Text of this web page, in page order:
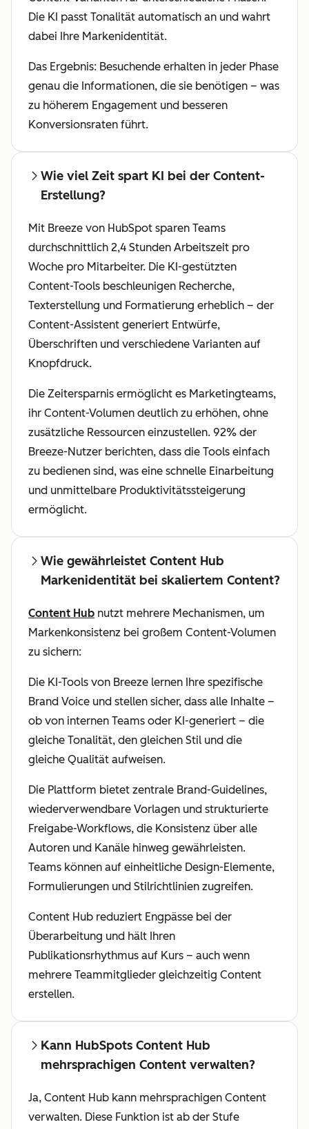
Die KI passt Tonalität automatisch an und wahrt
dabei Ihre Markenidentität.
Das Ergebnis: Besuchende erhalten in jeder Phase
genau die Informationen, die sie benötigen – was
zu höherem Engagement und besseren
Konversionsraten führt.
Wie viel Zeit spart KI bei der Content-
Erstellung?
Mit Breeze von HubSpot sparen Teams
durchschnittlich 2,4 Stunden Arbeitszeit pro
Woche pro Mitarbeiter. Die KI-gestützten
Content-Tools beschleunigen Recherche,
Texterstellung und Formatierung erheblich – der
Content-Assistent generiert Entwürfe,
Überschriften und verschiedene Varianten auf
Knopfdruck.
Die Zeitersparnis ermöglicht es Marketingteams,
ihr Content-Volumen deutlich zu erhöhen, ohne
zusätzliche Ressourcen einzustellen. 92% der
Breeze-Nutzer berichten, dass die Tools einfach
zu bedienen sind, was eine schnelle Einarbeitung
und unmittelbare Produktivitätssteigerung
ermöglicht.
Wie gewährleistet Content Hub
Markenidentität bei skaliertem Content?
Content Hub nutzt mehrere Mechanismen, um
Markenkonsistenz bei großem Content-Volumen
zu sichern:
Die KI-Tools von Breeze lernen Ihre spezifische
Brand Voice und stellen sicher, dass alle Inhalte –
ob von internen Teams oder KI-generiert – die
gleiche Tonalität, den gleichen Stil und die
gleiche Qualität aufweisen.
Die Plattform bietet zentrale Brand-Guidelines,
wiederverwendbare Vorlagen und strukturierte
Freigabe-Workflows, die Konsistenz über alle
Autoren und Kanäle hinweg gewährleisten.
Teams können auf einheitliche Design-Elemente,
Formulierungen und Stilrichtlinien zugreifen.
Content Hub reduziert Engpässe bei der
Überarbeitung und hält Ihren
Publikationsrhythmus auf Kurs – auch wenn
mehrere Teammitglieder gleichzeitig Content
erstellen.
Kann HubSpots Content Hub
mehrsprachigen Content verwalten?
Ja, Content Hub kann mehrsprachigen Content
verwalten. Diese Funktion ist ab der Stufe